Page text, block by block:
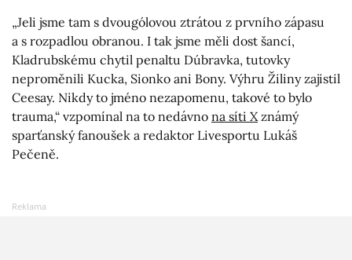
„Jeli jsme tam s dvougólovou ztrátou z prvního zápasu
a s rozpadlou obranou. I tak jsme měli dost šancí,
Kladrubskému chytil penaltu Dúbravka, tutovky
neproměnili Kucka, Sionko ani Bony. Výhru Žiliny zajistil
Ceesay. Nikdy to jméno nezapomenu, takové to bylo
trauma,“ vzpomínal na to nedávno na síti Xznámý
sparťanský fanoušek a redaktor Livesportu Lukáš
Pečeně.